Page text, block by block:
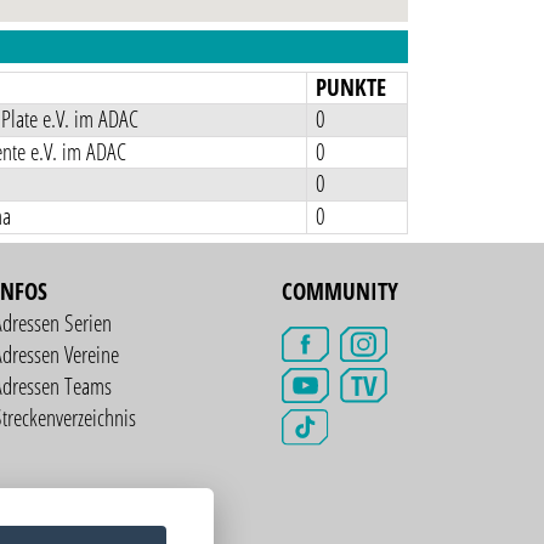
PUNKTE
e.V. im ADAC
0
e.V. im ADAC
0
0
0
Serien
Vereine
Teams
COMMUNITY
TV